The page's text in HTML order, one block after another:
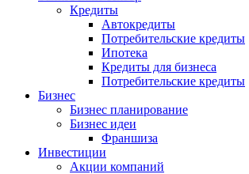
Кредиты
Автокредиты
Потребительские кредиты
Ипотека
Кредиты для бизнеса
Потребительские кредиты
Бизнес
Бизнес планирование
Бизнес идеи
Франшиза
Инвестиции
Акции компаний